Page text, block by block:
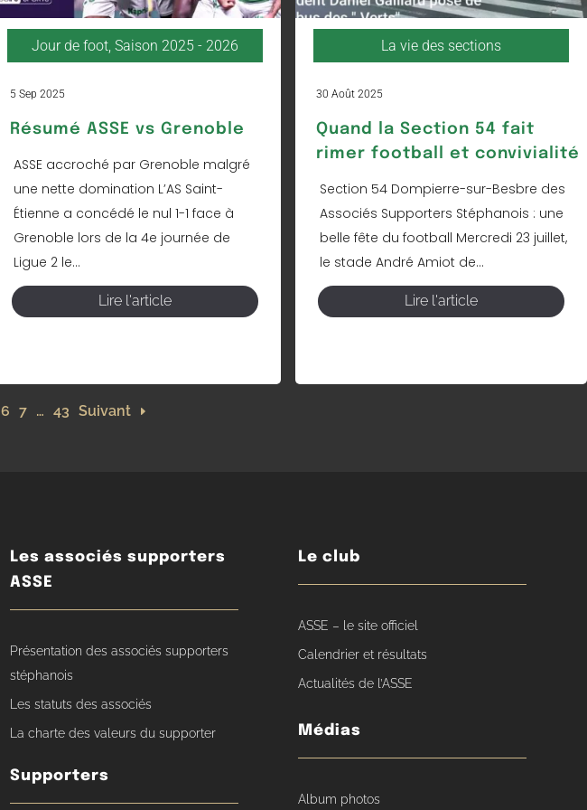
Jour de foot, Saison 2025 - 2026
5 Sep 2025
Résumé ASSE vs Grenoble
ASSE accroché par Grenoble malgré
une nette domination L’AS Saint-
Étienne a concédé le nul 1-1 face à
Grenoble lors de la 4e journée de
Ligue 2 le...
Lire l'article
La vie des sections
30 Août 2025
Quand la Section 54 fait
rimer football et convivialité
Section 54 Dompierre-sur-Besbre des
Associés Supporters Stéphanois : une
belle fête du football Mercredi 23 juillet,
le stade André Amiot de...
Lire l'article
6 7 … 43 Suivant
Les associés supporters
ASSE
Présentation des associés supporters
stéphanois
Les statuts des associés
La charte des valeurs du supporter
Supporters
Le club
ASSE – le site officiel
Calendrier et résultats
Actualités de l’ASSE
Médias
Album photos